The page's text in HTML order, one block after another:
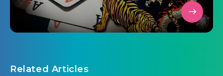
Related Articles